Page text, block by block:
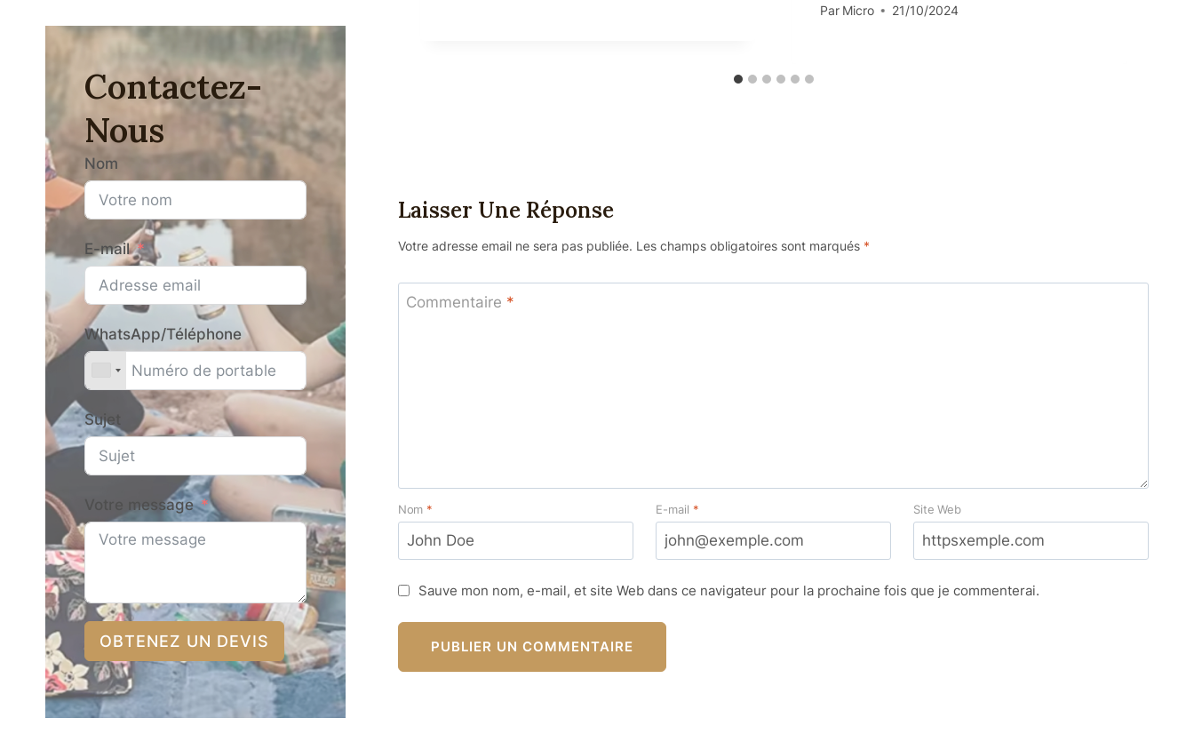
Par Micro 21/10/2024
Laisser Une Réponse
Votre adresse email ne sera pas publiée. Les champs obligatoires sont marqués *
Commentaire *
Nom * E-mail * Site Web
Sauve mon nom, e-mail, et site Web dans ce navigateur pour la prochaine fois que je commenterai.
Contactez-
Nous
Nom
E-mail
WhatsApp/Téléphone
Sujet
Votre message
OBTENEZ UN DEVIS